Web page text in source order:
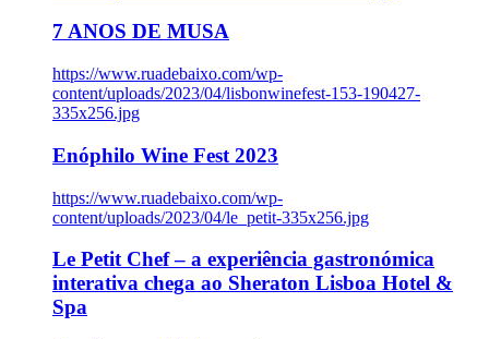
7 ANOS DE MUSA
https://www.ruadebaixo.com/wp-
content/uploads/2023/04/lisbonwinefest-153-190427-
335x256.jpg
Enóphilo Wine Fest 2023
https://www.ruadebaixo.com/wp-
content/uploads/2023/04/le_petit-335x256.jpg
Le Petit Chef – a experiência gastronómica
interativa chega ao Sheraton Lisboa Hotel &
Spa